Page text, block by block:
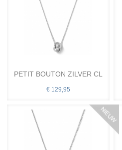
PETIT BOUTON ZILVER CL
€ 129,95